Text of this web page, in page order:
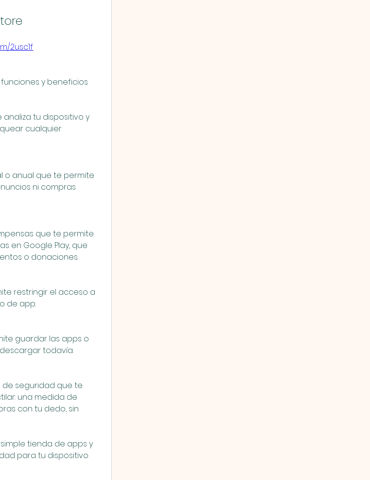
2usc1f
y beneficios
tu dispositivo y
cualquier
o anual que te permite
ni compras
que te permite
en Google Play, que
o donaciones.
restringir el acceso a
de app.
guardar las apps o
todavía.
de seguridad que te
una medida de
con tu dedo, sin
tienda de apps y
para tu dispositivo